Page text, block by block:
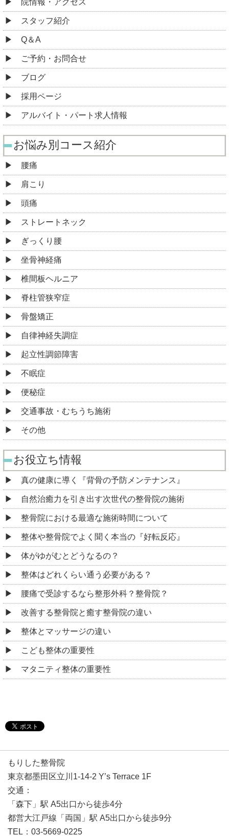
スタッフ紹介
Q＆A
ご予約・お問合せ
ブログ
採用ページ
アルバイト・パート求人情報
お悩み別コース紹介
腰痛
肩こり
頭痛
ストレートネック
ぎっくり腰
坐骨神経痛
椎間板ヘルニア
脊柱管狭窄症
骨盤矯正
自律神経失調症
起立性調節障害
不眠症
便秘症
交通事故・むちうち施術
その他
お役立ち情報
真の健康に導く『背骨の予防メンテナンス』
自然治癒力を引き出す次世代の整骨院の施術
整骨院における最適な施術時間について
整体や整骨院でよく聞く本当の『好転反応』
体がゆがむとどうなるの？
整体はどれくらい通う必要がある？
腰痛で受診するなら整形外科？整骨院？
改善する整骨院と癒す整骨院の違い
整体とマッサージの違い
こども整体の重要性
マタニティ整体の重要性
もりした整骨院
東京都墨田区立川1-14-2 Y’s Terrace 1F
交通：
「森下」駅 A5出口から徒歩4分
都営大江戸線「両国」駅 A5出口から徒歩9分
TEL：03-5669-0225